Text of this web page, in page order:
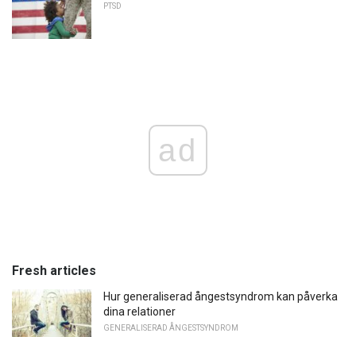
PTSD
ad
Fresh articles
Hur generaliserad ångestsyndrom kan påverka
dina relationer
GENERALISERAD ÅNGESTSYNDROM